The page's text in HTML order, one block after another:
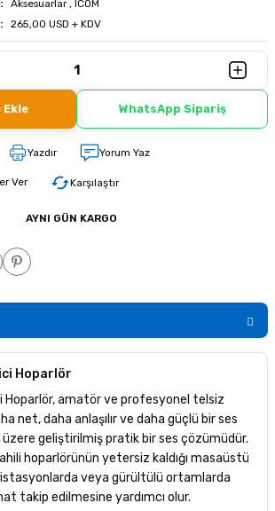
Aksesuarlar , ICOM
265,00 USD + KDV
Ekle WhatsApp Sipariş
Yazdır Yorum Yaz
Ver Karşılaştır
AYNI GÜN KARGO
Hoparlör
Hoparlör, amatör ve profesyonel telsiz
net, daha anlaşılır ve daha güçlü bir ses
geliştirilmiş pratik bir ses çözümüdür.
hoparlörünün yetersiz kaldığı masaüstü
istasyonlarda veya gürültülü ortamlarda
takip edilmesine yardımcı olur.